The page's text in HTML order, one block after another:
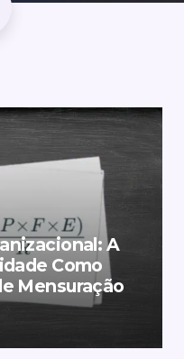
A
Como
Mensuração